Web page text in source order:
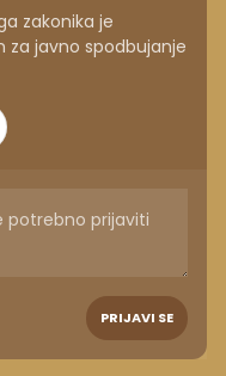
zakonika je
za javno spodbujanje
PRIJAVI SE